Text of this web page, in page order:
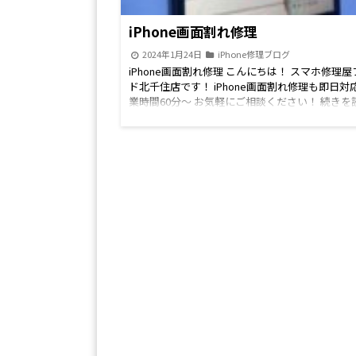
iPhone画面割れ修理
2024年1月24日 iPhone修理ブログ
iPhone画面割れ修理 こんにちは！ スマホ修理屋
ド北千住店です！ iPhone画面割れ修理も即日対
業時間60分～ お気軽にご相談ください！ 続きを